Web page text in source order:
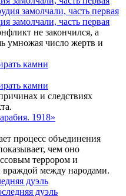
замолчали, часть первая
не закончился, а
умножая число жертв и
камни
камни
и следствиях
процесс объединения
чем оно
террором и
враждой между народами.
дуэль